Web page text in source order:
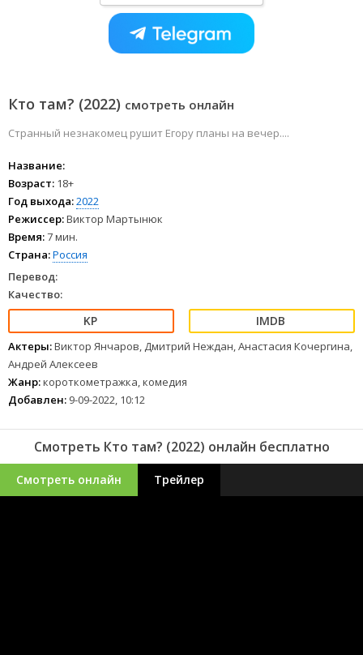
Кто там? (2022) смотреть онлайн
Странный незнакомец рушит Егору планы на вечер....
Название:
Возраст: 18+
Год выхода:2022
Режиссер:Виктор Мартынюк
Время:7 мин.
Страна:Россия
Перевод:
Качество:
Актеры:Виктор Янчаров, Дмитрий Неждан, Анастасия Кочергина,
Андрей Алексеев
Жанр:короткометражка, комедия
Добавлен: 9-09-2022, 10:12
Смотреть Кто там? (2022) онлайн бесплатно
Смотреть онлайн Трейлер